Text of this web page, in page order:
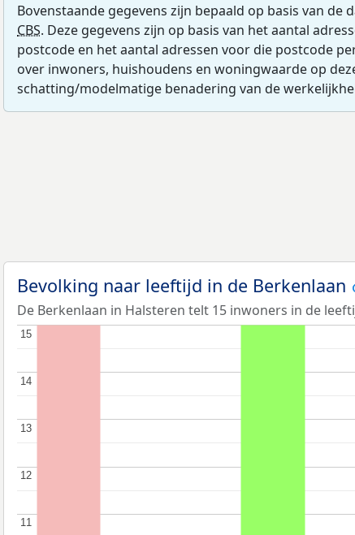
Bovenstaande gegevens zijn bepaald op basis van de
CBS. Deze gegevens zijn op basis van het aantal
postcode en het aantal adressen voor die postcode
over inwoners, huishoudens en woningwaarde op
schatting/modelmatige benadering van de
Bevolking naar leeftijd in de Berkenlaan
De Berkenlaan in Halsteren telt 15 inwoners in de
11
11
12
12
13
13
14
14
15
15